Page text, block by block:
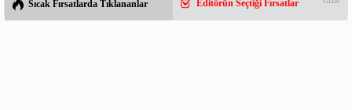
Sıcak Fırsatlarda Tıklananlar Editörün Seçtiği Fırsatlar